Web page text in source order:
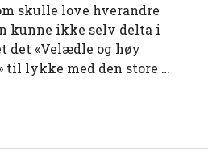
skulle love hverandre
kunne ikke selv delta i
det «Velædle og høy
til lykke med den store …
ekteskapet mellom